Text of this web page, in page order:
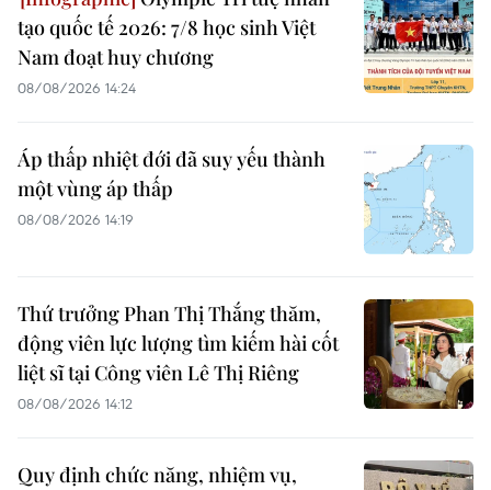
tạo quốc tế 2026: 7/8 học sinh Việt
Nam đoạt huy chương
08/08/2026 14:24
Áp thấp nhiệt đới đã suy yếu thành
một vùng áp thấp
08/08/2026 14:19
Thứ trưởng Phan Thị Thắng thăm,
động viên lực lượng tìm kiếm hài cốt
liệt sĩ tại Công viên Lê Thị Riêng
08/08/2026 14:12
Quy định chức năng, nhiệm vụ,